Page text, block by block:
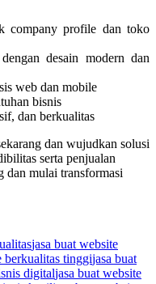
company profile dan toko
desain modern dan
web dan mobile
bisnis
dan berkualitas
dan wujudkan solusi
serta penjualan
dan mulai transformasi
jasa buat website
berkualitas tinggijasa buat
digitaljasa buat website